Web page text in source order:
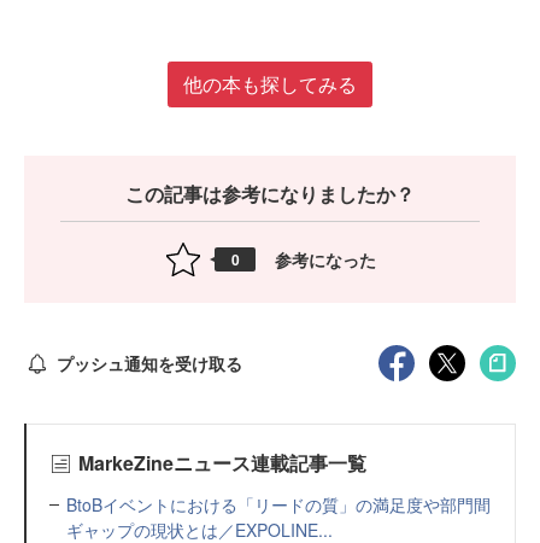
他の本も探してみる
この記事は参考になりましたか？
0 参考になった
プッシュ通知を受け取る
MarkeZineニュース連載記事一覧
BtoBイベントにおける「リードの質」の満足度や部門間
ギャップの現状とは／EXPOLINE...